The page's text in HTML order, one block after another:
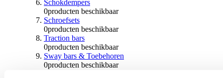
Schokdempers
0producten beschikbaar
Schroefsets
0producten beschikbaar
Traction bars
0producten beschikbaar
Sway bars & Toebehoren
0producten beschikbaar